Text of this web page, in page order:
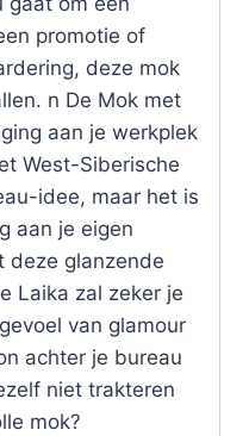
promotie of
deze mok
n De Mok met
aan je werkplek
West-Siberische
idee, maar het is
aan je eigen
deze glanzende
Laika zal zeker je
van glamour
achter je bureau
niet trakteren
mok?